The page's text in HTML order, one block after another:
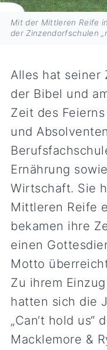
Mit der Mittleren Reife
der Zinzendorfschulen
Alles hat seiner
der Bibel und
Zeit des
und
Ernährung
Wirtschaft. Sie
Mittleren Reife
bekamen ihre
einen
Motto
Zu ihrem
hatten sich die
„Can‘t hold us“
Macklemore &